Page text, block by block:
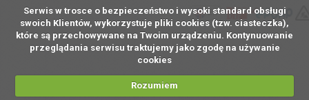
Serwis w trosce o bezpieczeństwo i wysoki standard obsługi
swoich Klientów, wykorzystuje pliki cookies (tzw. ciasteczka),
które są przechowywane na Twoim urządzeniu. Kontynuowanie
przeglądania serwisu traktujemy jako zgodę na używanie
cookies
Rozumiem
EN